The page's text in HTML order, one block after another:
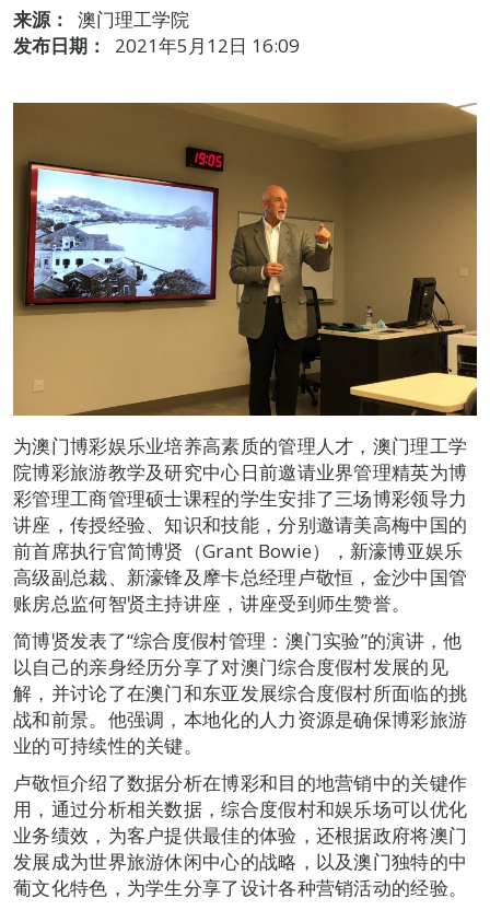
来源：
澳门理工学院
发布日期：
2021年5月12日 16:09
为澳门博彩娱乐业培养高素质的管理人才，澳门理工学
院博彩旅游教学及研究中心日前邀请业界管理精英为博
彩管理工商管理硕士课程的学生安排了三场博彩领导力
讲座，传授经验、知识和技能，分别邀请美高梅中国的
前首席执行官简博贤（Grant Bowie），新濠博亚娱乐
高级副总裁、新濠锋及摩卡总经理卢敬恒，金沙中国管
账房总监何智贤主持讲座，讲座受到师生赞誉。
简博贤发表了“综合度假村管理：澳门实验”的演讲，他
以自己的亲身经历分享了对澳门综合度假村发展的见
解，并讨论了在澳门和东亚发展综合度假村所面临的挑
战和前景。他强调，本地化的人力资源是确保博彩旅游
业的可持续性的关键。
卢敬恒介绍了数据分析在博彩和目的地营销中的关键作
用，通过分析相关数据，综合度假村和娱乐场可以优化
业务绩效，为客户提供最佳的体验，还根据政府将澳门
发展成为世界旅游休闲中心的战略，以及澳门独特的中
葡文化特色，为学生分享了设计各种营销活动的经验。